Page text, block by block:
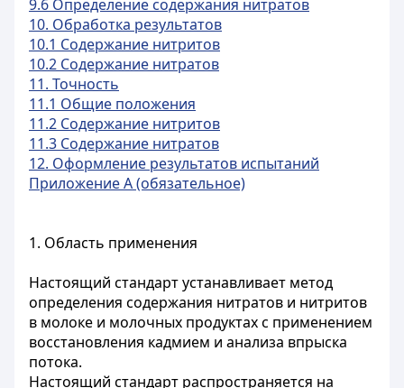
9.6 Определение содержания нитратов
10. Обработка результатов
10.1 Содержание нитритов
10.2 Содержание нитратов
11. Точность
11.1 Общие положения
11.2 Содержание нитритов
11.3 Содержание нитратов
12. Оформление результатов испытаний
Приложение А (обязательное)
1. Область применения
Настоящий стандарт устанавливает метод
определения содержания нитратов и нитритов
в молоке и молочных продуктах с применением
восстановления кадмием и анализа впрыска
потока.
Настоящий стандарт распространяется на